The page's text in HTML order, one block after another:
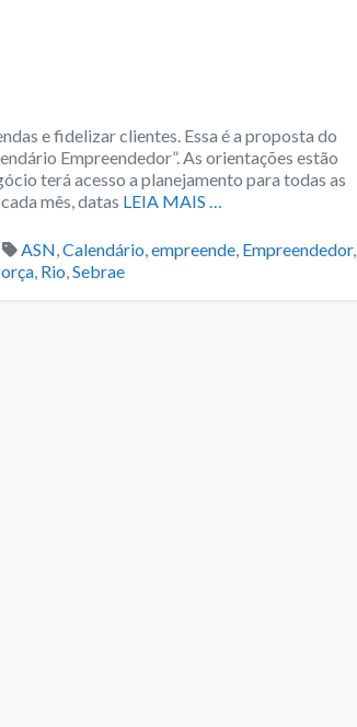
e fidelizar clientes. Essa é a proposta do
Empreendedor”. As orientações estão
terá acesso a planejamento para todas as
mês, datas LEIA MAIS …
Tags
ASN,Calendário,empreende, Empreendedor,
, Rio,Sebrae